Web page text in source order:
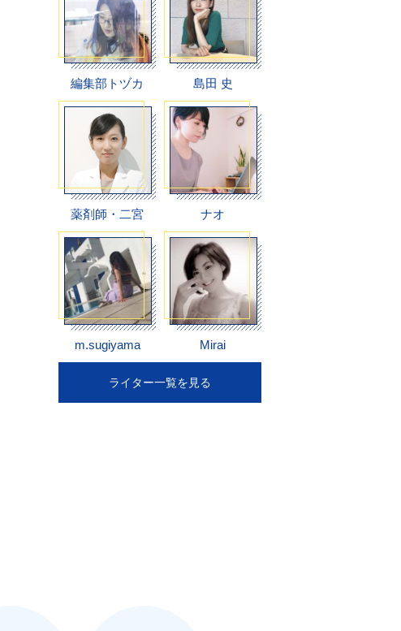
編集部トヅカ 島田 史
薬剤師・二宮 ナオ
m.sugiyama Mirai
ライター一覧を見る